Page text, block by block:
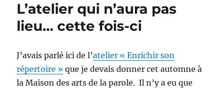
classiques
au
théâtre?
arts
se
posent
L’atelier qui n’aura pas
lieu… cette fois-ci
J’avais parlé ici de l’atelier « Enrichir son
répertoire » que je devais donner cet automne à
la Maison des arts de la parole. Il n’y a eu que